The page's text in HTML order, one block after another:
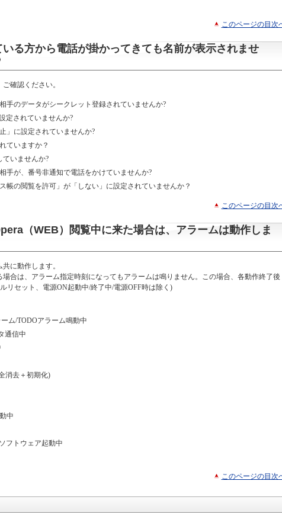
このページの目次
る方から電話が掛かってきても名前が表示されませ
確認ください。
手のデータがシークレット登録されていませんか?
定されていませんか?
」に設定されていませんか?
ていますか？
ていませんか?
手が、番号非通知で電話をかけていませんか?
帳の閲覧を許可」が「しない」に設定されていませんか？
このページの目次
（WEB）閲覧中に来た場合は、アラームは動作しま
に動作します。
合は、アラーム指定時刻になってもアラームは鳴りません。この場合、各動作終了後
リセット、電源ON起動中/終了中/電源OFF時は除く)
ム/TODOアラーム鳴動中
通信中
消去＋初期化)
中
フトウェア起動中
このページの目次